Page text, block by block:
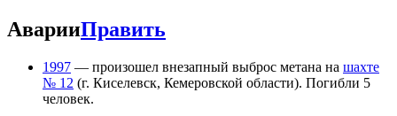
АварииПравить
1997 — произошел внезапный выброс метана на шахте
№ 12 (г. Киселевск, Кемеровской области). Погибли 5
человек.